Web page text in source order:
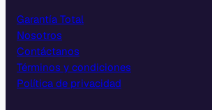
Garantía Total
Nosotros
Contáctanos
Términos y condiciones
Política de privacidad